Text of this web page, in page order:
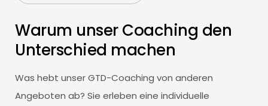
Warum unser Coaching den
Unterschied machen
Was hebt unser GTD-Coaching von anderen
Angeboten ab? Sie erleben eine individuelle